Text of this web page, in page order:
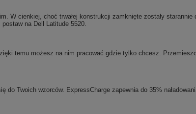
W cienkiej, choć trwałej konstrukcji zamknięte zostały starannie
na Dell Latitude 5520.
temu możesz na nim pracować gdzie tylko chcesz.
Twoich wzorców. ExpressCharge zapewnia do 35%